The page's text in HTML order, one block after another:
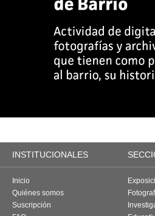
INSTITUCIONALES
Inicio
Quiénes somos
Suscripción